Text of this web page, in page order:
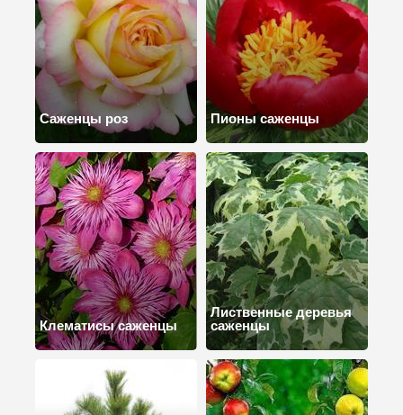
Саженцы роз Пионы саженцы
Клематисы саженцы
Лиственные деревья
саженцы